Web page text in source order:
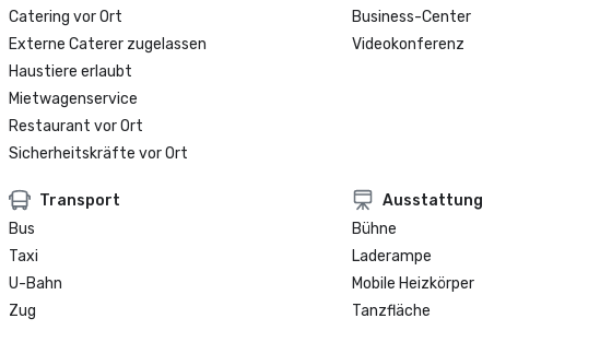
Catering vor Ort
Externe Caterer zugelassen
Haustiere erlaubt
Mietwagenservice
Restaurant vor Ort
Sicherheitskräfte vor Ort
Business-Center
Videokonferenz
Transport
Bus
Taxi
U-Bahn
Zug
Ausstattung
Bühne
Laderampe
Mobile Heizkörper
Tanzfläche